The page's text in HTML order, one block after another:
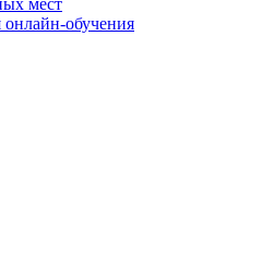
мест
обучения